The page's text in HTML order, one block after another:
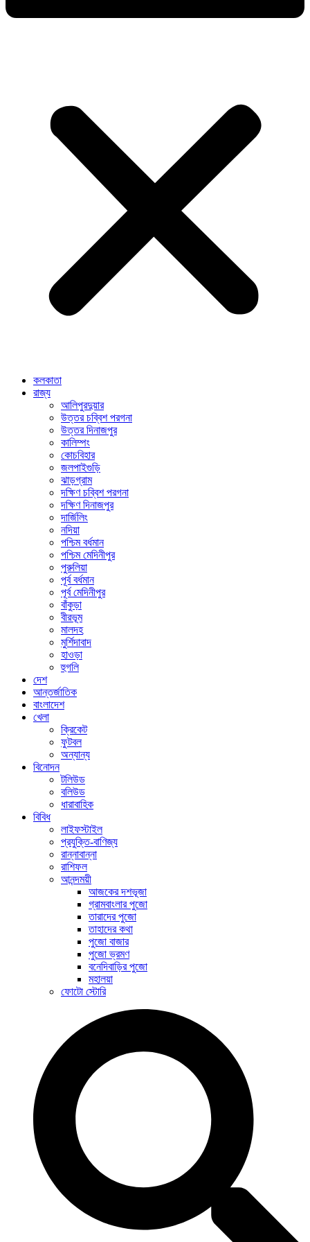
কলকাতা
রাজ্য
আলিপুরদুয়ার
উত্তর চব্বিশ পরগনা
উত্তর দিনাজপুর
কালিম্পং
কোচবিহার
জলপাইগুড়ি
ঝাড়গ্রাম
দক্ষিণ চব্বিশ পরগনা
দক্ষিণ দিনাজপুর
দার্জিলিং
নদিয়া
পশ্চিম বর্ধমান
পশ্চিম মেদিনীপুর
পুরুলিয়া
পূর্ব বর্ধমান
পূর্ব মেদিনীপুর
বাঁকুড়া
বীরভূম
মালদহ
মুর্শিদাবাদ
হাওড়া
হুগলি
দেশ
আন্তর্জাতিক
বাংলাদেশ
খেলা
ক্রিকেট
ফুটবল
অন্যান্য
বিনোদন
টলিউড
বলিউড
ধারাবাহিক
বিবিধ
লাইফস্টাইল
প্রযুক্তি-বাণিজ্য
রান্নাবান্না
রাশিফল
আনন্দময়ী
আজকের দশভূজা
গ্রামবাংলার পুজো
তারাদের পুজো
তাহাদের কথা
পুজো বাজার
পুজো ভ্রমণ
বনেদিবাড়ির পুজো
মহালয়া
ফোটো স্টোরি